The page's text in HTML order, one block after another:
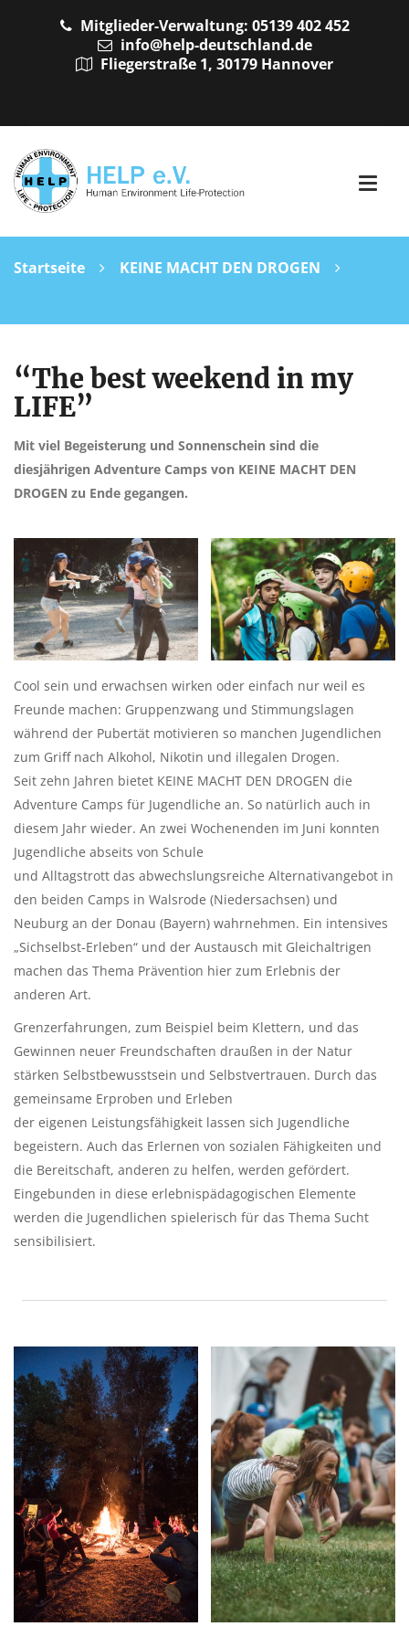
Mitglieder-Verwaltung: 05139 402 452
info@help-deutschland.de
Fliegerstraße 1, 30179 Hannover
Startseite KEINE MACHT DEN DROGEN
“The best weekend in my
LIFE”
Mit viel Begeisterung und Sonnenschein sind die
diesjährigen Adventure Camps von KEINE MACHT DEN
DROGEN zu Ende gegangen.
Cool sein und erwachsen wirken oder einfach nur weil es
Freunde machen: Gruppenzwang und Stimmungslagen
während der Pubertät motivieren so manchen Jugendlichen
zum Griff nach Alkohol, Nikotin und illegalen Drogen.
Seit zehn Jahren bietet KEINE MACHT DEN DROGEN die
Adventure Camps für Jugendliche an. So natürlich auch in
diesem Jahr wieder. An zwei Wochenenden im Juni konnten
Jugendliche abseits von Schule
und Alltagstrott das abwechslungsreiche Alternativangebot in
den beiden Camps in Walsrode (Niedersachsen) und
Neuburg an der Donau (Bayern) wahrnehmen. Ein intensives
„Sichselbst-Erleben“ und der Austausch mit Gleichaltrigen
machen das Thema Prävention hier zum Erlebnis der
anderen Art.
Grenzerfahrungen, zum Beispiel beim Klettern, und das
Gewinnen neuer Freundschaften draußen in der Natur
stärken Selbstbewusstsein und Selbstvertrauen. Durch das
gemeinsame Erproben und Erleben
der eigenen Leistungsfähigkeit lassen sich Jugendliche
begeistern. Auch das Erlernen von sozialen Fähigkeiten und
die Bereitschaft, anderen zu helfen, werden gefördert.
Eingebunden in diese erlebnispädagogischen Elemente
werden die Jugendlichen spielerisch für das Thema Sucht
sensibilisiert.